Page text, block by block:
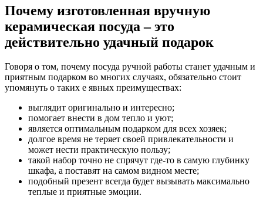
Почему изготовленная вручную
керамическая посуда – это
действительно удачный подарок
Говоря о том, почему посуда ручной работы станет удачным и
приятным подарком во многих случаях, обязательно стоит
упомянуть о таких е явных преимуществах:
выглядит оригинально и интересно;
помогает внести в дом тепло и уют;
является оптимальным подарком для всех хозяек;
долгое время не теряет своей привлекательности и
может нести практическую пользу;
такой набор точно не спрячут где-то в самую глубинку
шкафа, а поставят на самом видном месте;
подобный презент всегда будет вызывать максимально
теплые и приятные эмоции.